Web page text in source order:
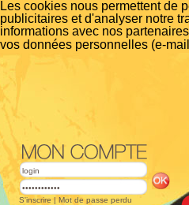
Les cookies nous permettent de
publicitaires et d'analyser notre
informations avec nos
vos données personnelles (e-
S'inscrire | Mot de passe perdu